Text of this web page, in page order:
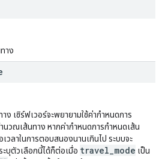
าง
ง เซิร์ฟเวอร์จะพยายามใช้ค่ากำหนดการ
นวณเส้นทาง หากค่ากำหนดการกำหนดเส้น
วลาในการตอบสนองนานเกินไป ระบบจะ
บุตัวเลือกนี้ได้ก็ต่อเมื่อ travel_mode เป็น